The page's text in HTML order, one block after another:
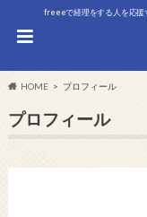
freeeで経理をする人を応
HOME プロフィール
プロフィール